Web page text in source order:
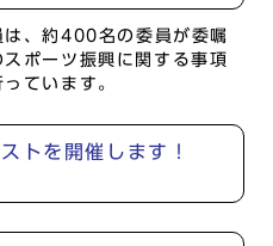
は、約400名の委員が委嘱
ポーツ振興に関する事項
ています。
トを開催します！